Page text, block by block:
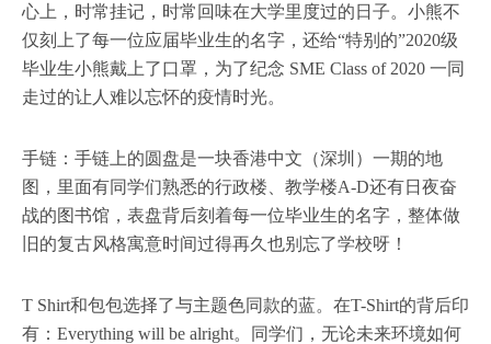
心上，时常挂记，时常回味在大学里度过的日子。小熊不
仅刻上了每一位应届毕业生的名字，还给“特别的”2020级
毕业生小熊戴上了口罩，为了纪念 SME Class of 2020 一同
走过的让人难以忘怀的疫情时光。
手链：手链上的圆盘是一块香港中文（深圳）一期的地
图，里面有同学们熟悉的行政楼、教学楼A-D还有日夜奋
战的图书馆，表盘背后刻着每一位毕业生的名字，整体做
旧的复古风格寓意时间过得再久也别忘了学校呀！
T Shirt和包包选择了与主题色同款的蓝。在T-Shirt的背后印
有：Everything will be alright。同学们，无论未来环境如何